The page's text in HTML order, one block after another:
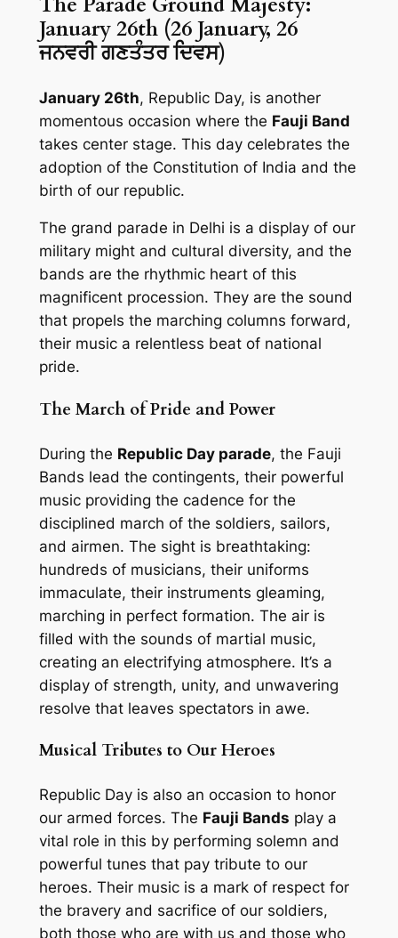
January 26th (26 January, 26
ਜਨਵਰੀ ਗਣਤੰਤਰ ਦਿਵਸ)
January 26th, Republic Day, is another
momentous occasion where the Fauji Band
takes center stage. This day celebrates the
adoption of the Constitution of India and the
birth of our republic.
The grand parade in Delhi is a display of our
military might and cultural diversity, and the
bands are the rhythmic heart of this
magnificent procession. They are the sound
that propels the marching columns forward,
their music a relentless beat of national
pride.
The March of Pride and Power
During the Republic Day parade, the Fauji
Bands lead the contingents, their powerful
music providing the cadence for the
disciplined march of the soldiers, sailors,
and airmen. The sight is breathtaking:
hundreds of musicians, their uniforms
immaculate, their instruments gleaming,
marching in perfect formation. The air is
filled with the sounds of martial music,
creating an electrifying atmosphere. It’s a
display of strength, unity, and unwavering
resolve that leaves spectators in awe.
Musical Tributes to Our Heroes
Republic Day is also an occasion to honor
our armed forces. The Fauji Bands play a
vital role in this by performing solemn and
powerful tunes that pay tribute to our
heroes. Their music is a mark of respect for
the bravery and sacrifice of our soldiers,
both those who are with us and those who